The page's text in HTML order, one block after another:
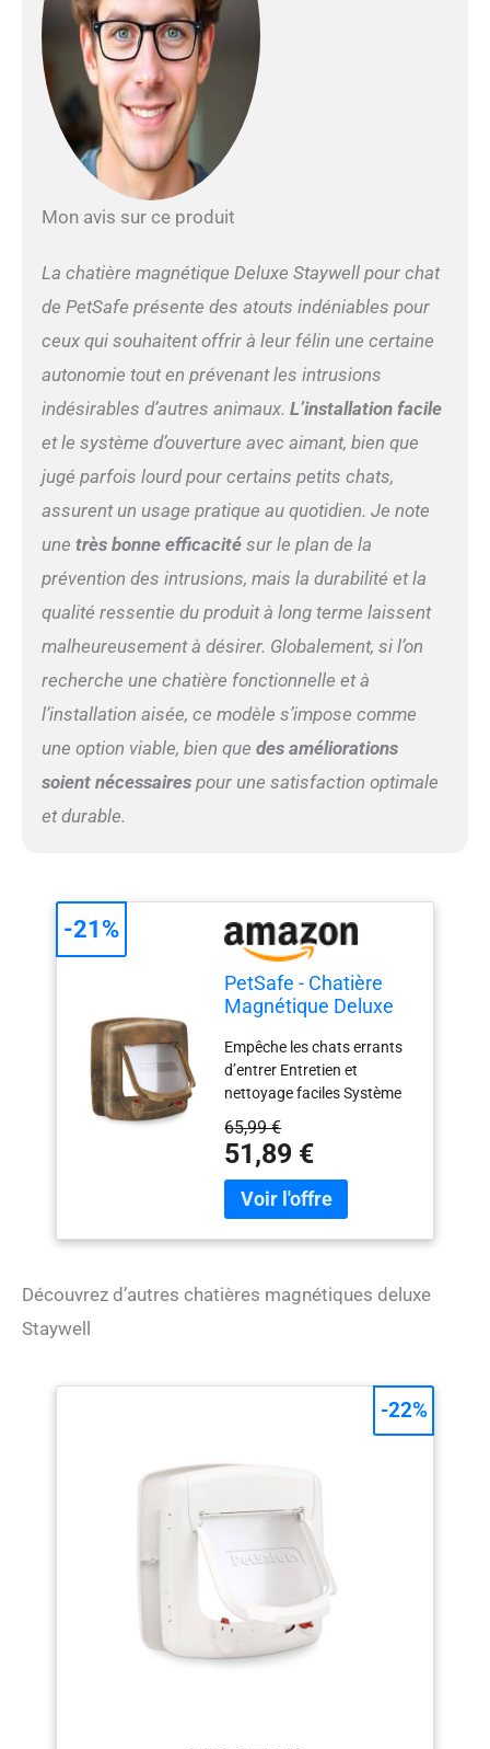
Mon avis sur ce produit
La chatière magnétique Deluxe Staywell pour chat
de PetSafe présente des atouts indéniables pour
ceux qui souhaitent offrir à leur félin une certaine
autonomie tout en prévenant les intrusions
indésirables d’autres animaux. L’installation facile
et le système d’ouverture avec aimant, bien que
jugé parfois lourd pour certains petits chats,
assurent un usage pratique au quotidien. Je note
une très bonne efficacitésur le plan de la
prévention des intrusions, mais la durabilité et la
qualité ressentie du produit à long terme laissent
malheureusement à désirer. Globalement, si l’on
recherche une chatière fonctionnelle et à
l’installation aisée, ce modèle s’impose comme
une option viable, bien que des améliorations
soient nécessairespour une satisfaction optimale
et durable.
PetSafe - Chatière
Magnétique Deluxe
avec Système de
Verrouillage à 4
Positions - Collier
avec clé magnétique
- Facile à Installer -
Finition Bois
Empêche les chats errants
d’entrer Entretien et
nettoyage faciles Système
de verrouillage à 4 positions
Clé de collier magnétique et
vis de montage incluses
Guide d’installation et
instructions de découpage
65,99 €
51,89 €
-21%
Découvrez d’autres chatières magnétiques deluxe
Staywell
-22%